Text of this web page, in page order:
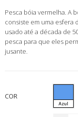
Pesca bóia vermelha. A
consiste em uma esfera
usado até a década de
pesca para que eles
jusante.
COR
Azul